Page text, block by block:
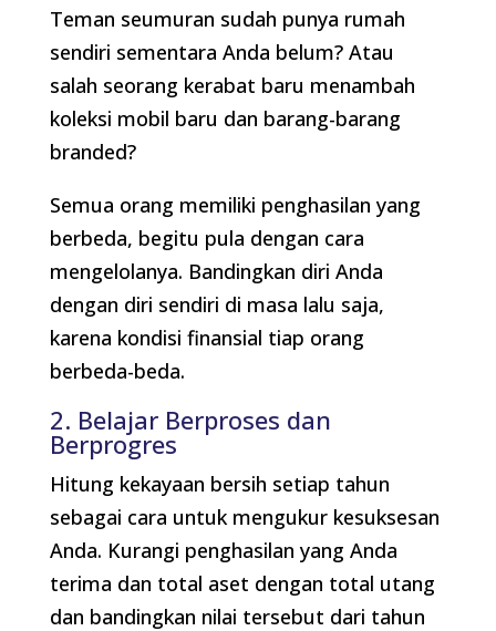
Teman seumuran sudah punya rumah
sendiri sementara Anda belum? Atau
salah seorang kerabat baru menambah
koleksi mobil baru dan barang-barang
branded?
Semua orang memiliki penghasilan yang
berbeda, begitu pula dengan cara
mengelolanya. Bandingkan diri Anda
dengan diri sendiri di masa lalu saja,
karena kondisi finansial tiap orang
berbeda-beda.
2. Belajar Berproses dan
Berprogres
Hitung kekayaan bersih setiap tahun
sebagai cara untuk mengukur kesuksesan
Anda. Kurangi penghasilan yang Anda
terima dan total aset dengan total utang
dan bandingkan nilai tersebut dari tahun